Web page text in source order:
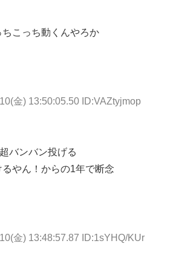
こっち動くんやろか
金) 13:50:05.50 ID:VAZtyjmop
バンバン投げる
やん！からの1年で断念
金) 13:48:57.87 ID:1sYHQ/KUr